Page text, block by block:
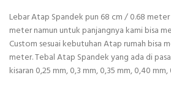
Lebar Atap Spandek pun 68 cm / 0.68
meter namun untuk panjangnya kami bisa
Custom sesuai kebutuhan Atap rumah bisa
meter. Tebal Atap Spandek yang ada di
kisaran 0,25 mm, 0,3 mm, 0,35 mm, 0,40